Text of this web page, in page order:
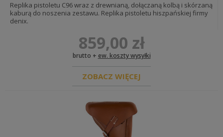
REPLIKI BRONI PALNEJ
ŻABKI
POCHWY I CZĘŚCI
CZĘŚCI I AKCESORIA AMUNICJI
Replika pistoletu C96 wraz z drewnianą, dołączaną kolbą i skórzaną
kaburą do noszenia zestawu. Replika pistoletu hiszpańskiej firmy
denix.
859,00 zł
brutto + ew. koszty wysyłki
ZOBACZ WIĘCEJ